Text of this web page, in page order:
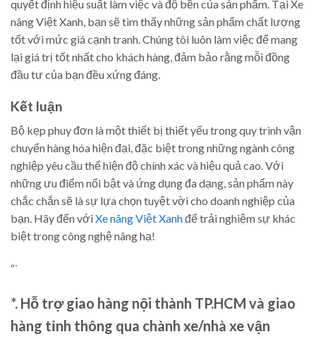
quyết định hiệu suất làm việc và độ bền của sản phẩm. Tại Xe
nâng Việt Xanh, bạn sẽ tìm thấy những sản phẩm chất lượng
tốt với mức giá cạnh tranh. Chúng tôi luôn làm việc để mang
lại giá trị tốt nhất cho khách hàng, đảm bảo rằng mỗi đồng
đầu tư của bạn đều xứng đáng.
Kết luận
Bộ kẹp phuy đơn là một thiết bị thiết yếu trong quy trình vận
chuyển hàng hóa hiện đại, đặc biệt trong những ngành công
nghiệp yêu cầu thể hiện độ chính xác và hiệu quả cao. Với
những ưu điểm nổi bật và ứng dụng đa dạng, sản phẩm này
chắc chắn sẽ là sự lựa chọn tuyệt vời cho doanh nghiệp của
bạn. Hãy đến vớiXe nâng Việt Xanhđể trải nghiệm sự khác
biệt trong công nghệ nâng hạ!
“`
*. Hỗ trợ giao hàng nội thành TP.HCM và giao
hàng tỉnh thông qua chành xe/nhà xe vận